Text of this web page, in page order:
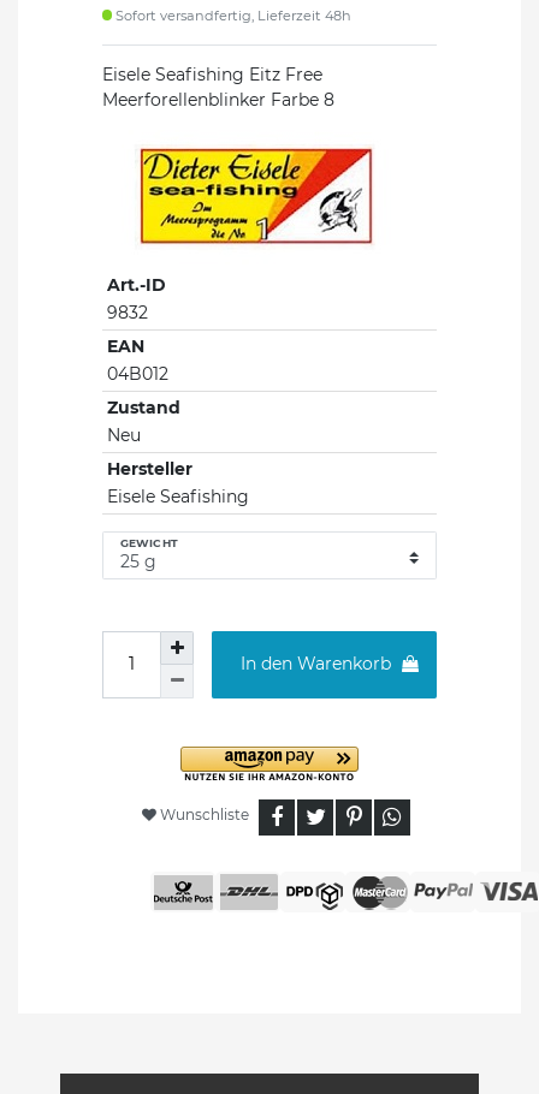
Sofort versandfertig, Lieferzeit 48h
Eisele Seafishing Eitz Free
Meerforellenblinker Farbe 8
Art.-ID
9832
EAN
04B012
Zustand
Neu
Hersteller
Eisele Seafishing
GEWICHT
In den Warenkorb
Wunschliste